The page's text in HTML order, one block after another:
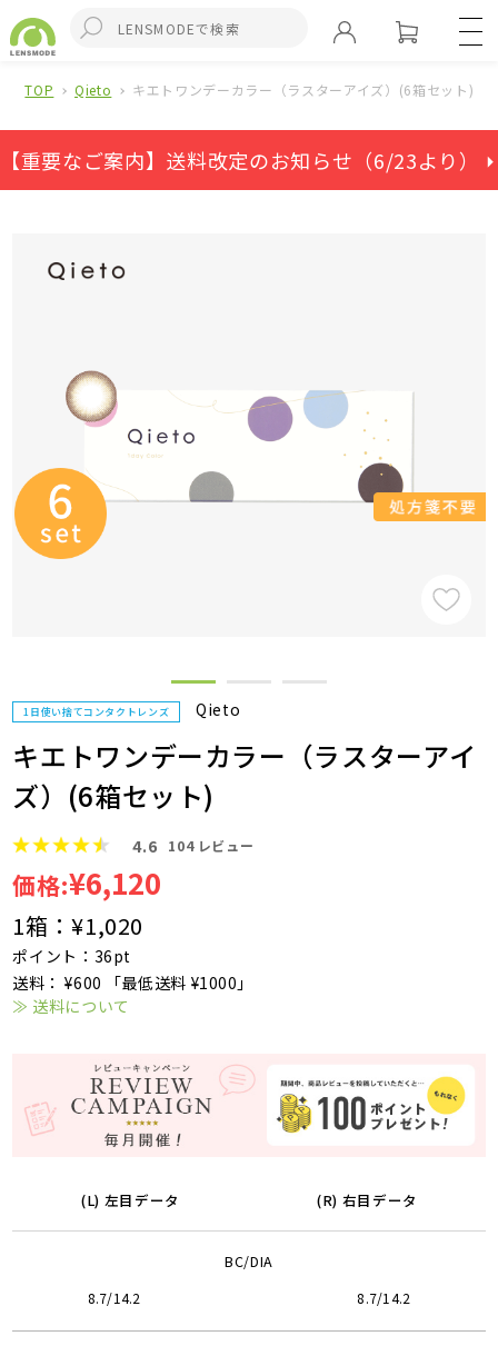
TOP Qieto キエトワンデーカラー（ラスターアイズ）(6箱セット)
【重要なご案内】送料改定のお知らせ（6/23より） ⏵
1日使い捨てコンタクトレンズ Qieto
キエトワンデーカラー（ラスターアイ
ズ）(6箱セット)
4.6 104レビュー
価格:¥6,120
1箱：¥1,020
ポイント：36pt
送料： ¥600 「最低送料 ¥1000」
≫ 送料について
(L) 左目データ (R) 右目データ
BC/DIA
8.7/14.2 8.7/14.2